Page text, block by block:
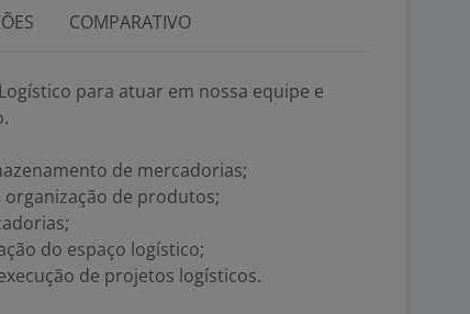
COMPARATIVO
para atuar em nossa equipe e
de mercadorias;
de produtos;
do espaço logístico;
de projetos logísticos.